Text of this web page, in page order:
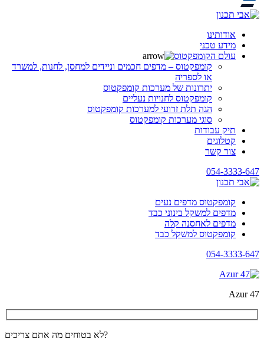
אודותינו
מידע טכני
עולם הקומפקטוס
קומפקטוס – מדפים חכמים וניידים למחסן, לחנות, למשרד
או לספריה
יתרונות של מערכות קומפקטוס
קומפקטוס לחנויות נעליים
הגה תלת זרועי למערכות קומפקטוס
סוגי מערכות קומפקטוס
תיק עבודות
קטלוגים
צור קשר
054-3333-647
קומפקטוס מדפים נעים
מדפים למשקל בינוני כבד
מדפים לאחסנה קלה
קומפקטוס למשקל כבד
054-3333-647
Azur 47
לא בטוחים מה אתם צריכים?